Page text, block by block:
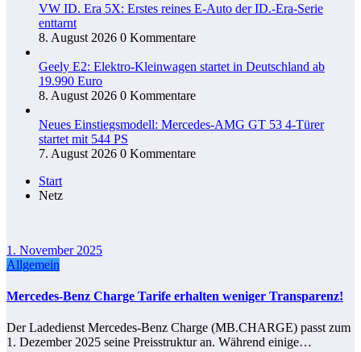
VW ID. Era 5X: Erstes reines E-Auto der ID.-Era-Serie
enttarnt
8. August 2026 0 Kommentare
Geely E2: Elektro-Kleinwagen startet in Deutschland ab
19.990 Euro
8. August 2026 0 Kommentare
Neues Einstiegsmodell: Mercedes-AMG GT 53 4-Türer
startet mit 544 PS
7. August 2026 0 Kommentare
Start
Netz
1. November 2025
Allgemein
Mercedes-Benz Charge Tarife erhalten weniger Transparenz!
Der Lade­dienst Mercedes-Benz Charge (MB.CHARGE) passt zum
1. Dezember 2025 seine Preisstruktur an. Während einige…